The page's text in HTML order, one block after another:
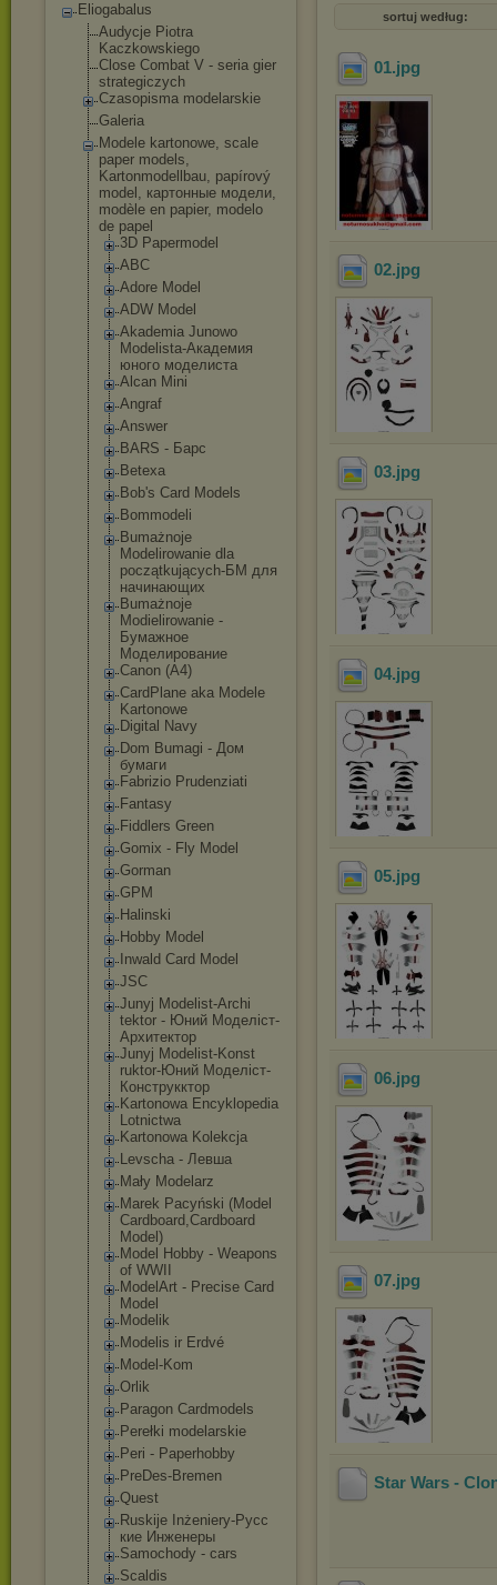
Eliogabalus
Audycje Piotra
Kaczkowskiego
Close Combat V - seria gier
strategiczych
Czasopisma modelarskie
Galeria
Modele kartonowe, scale
paper models,
Kartonmodellbau, papírový
model, картонные модели,
modèle en papier, modelo
de papel
3D Papermodel
ABC
Adore Model
ADW Model
Akademia Junowo
Modelista-Академия
юного моделиста
Alcan Mini
Angraf
Answer
BARS - Барс
Betexa
Bob's Card Models
Bommodeli
Bumażnoje
Modelirowanie dla
początkujących-БМ для
начинающих
Bumażnoje
Modielirowanie -
Бумажное
Моделирование
Canon (A4)
CardPlane aka Modele
Kartonowe
Digital Navy
Dom Bumagi - Дом
бумаги
Fabrizio Prudenziati
Fantasy
Fiddlers Green
Gomix - Fly Model
Gorman
GPM
Halinski
Hobby Model
Inwald Card Model
JSC
Junyj Modelist-Archi
tektor - Юний Моделіст-
Архитектор
Junyj Modelist-Konst
ruktor-Юний Моделіст-
Конструкктор
Kartonowa Encyklopedia
Lotnictwa
Kartonowa Kolekcja
Levscha - Левша
Mały Modelarz
Marek Pacyński (Model
Cardboard,Card board
Model)
Model Hobby - Weapons
of WWII
ModelArt - Precise Card
Model
Modelik
Modelis ir Erdvé
Model-Kom
Orlik
Paragon Cardmodels
Perełki modelarskie
Peri - Paperhobby
PreDes-Bremen
Quest
Ruskije Inżeniery-Русс
кие Инженеры
Samochody - cars
Scaldis
sortuj według:
01.jpg
02.jpg
03.jpg
04.jpg
05.jpg
06.jpg
07.jpg
Star Wars -